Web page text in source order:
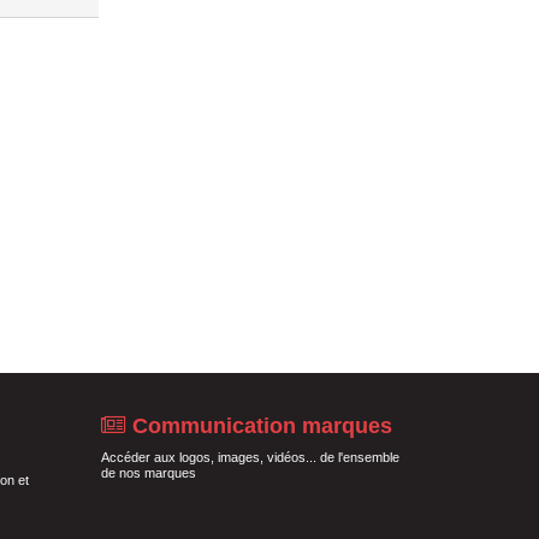
et
Communication marques
Accéder aux logos, images, vidéos... de l'ensemble
de nos marques